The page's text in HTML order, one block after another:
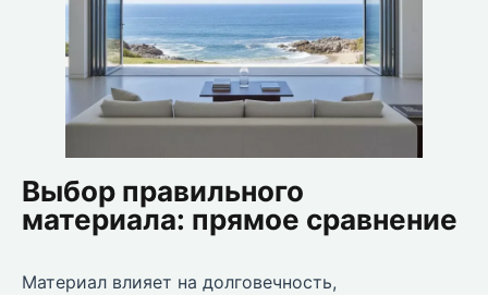
Выбор правильного
материала: прямое сравнение
Материал влияет на долговечность,